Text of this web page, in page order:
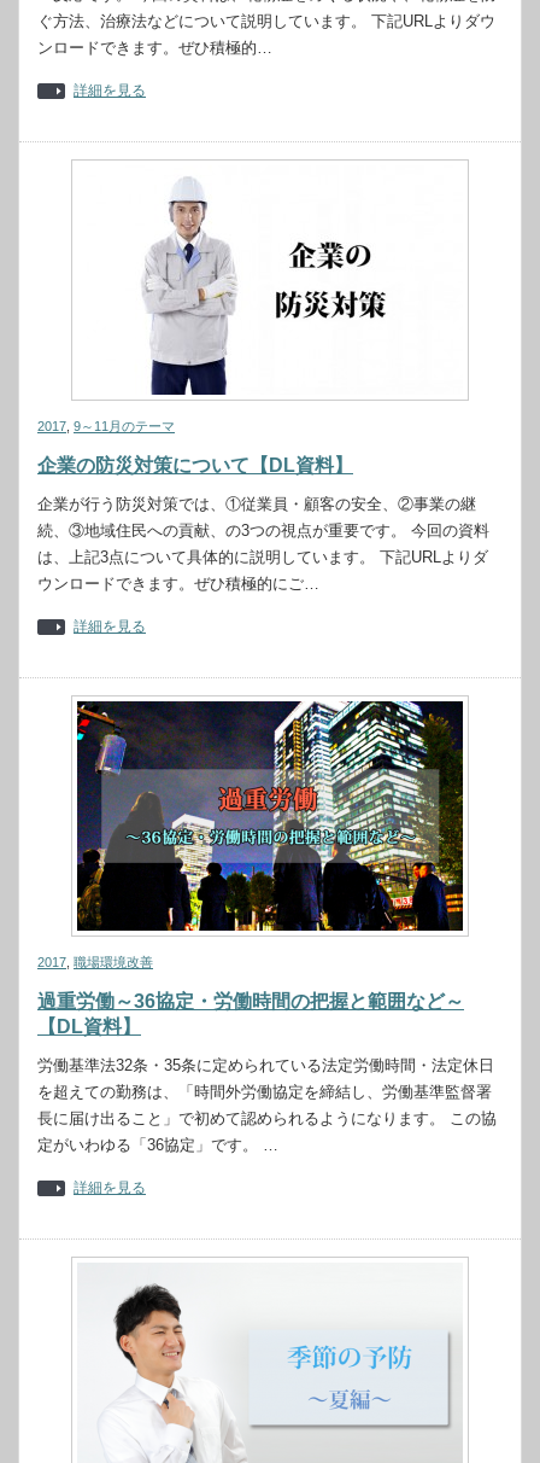
ぐ方法、治療法などについて説明しています。 下記URLよりダウ
ンロードできます。ぜひ積極的…
詳細を見る
2017 9～11月のテーマ
企業の防災対策について【DL資料】
企業が行う防災対策では、①従業員・顧客の安全、②事業の継
続、③地域住民への貢献、の3つの視点が重要です。 今回の資料
は、上記3点について具体的に説明しています。 下記URLよりダ
ウンロードできます。ぜひ積極的にご…
詳細を見る
2017 職場環境改善
過重労働～36協定・労働時間の把握と範囲など～
【DL資料】
労働基準法32条・35条に定められている法定労働時間・法定休日
を超えての勤務は、「時間外労働協定を締結し、労働基準監督署
長に届け出ること」で初めて認められるようになります。 この協
定がいわゆる「36協定」です。 …
詳細を見る